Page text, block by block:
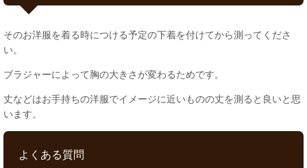
そのお洋服を着る時につける予定の下着を付けてから測ってくださ
い。
ブラジャーによって胸の大きさが変わるためです。
丈などはお手持ちの洋服でイメージに近いものの丈を測ると良いと思
います。
よくある質問